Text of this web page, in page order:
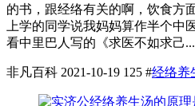
的书，跟经络有关的啊，饮食方
上学的同学说我妈妈算作半个中
看中里巴人写的《求医不如求己...
非凡百科 2021-10-19 125 #经络养